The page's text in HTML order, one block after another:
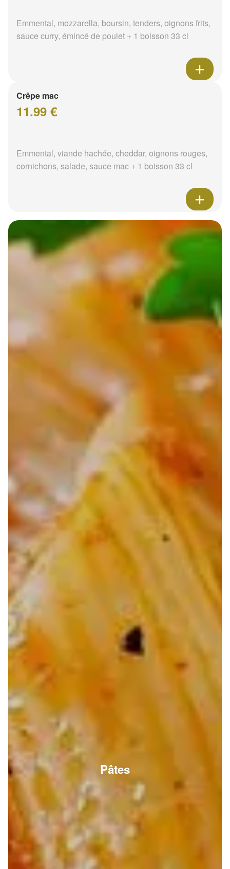
Emmental, mozzarella, boursin, tenders, oignons frits,
sauce curry, émincé de poulet + 1 boisson 33 cl
Crêpe mac
11.99 €
Emmental, viande hachée, cheddar, oignons rouges,
cornichons, salade, sauce mac + 1 boisson 33 cl
Pâtes